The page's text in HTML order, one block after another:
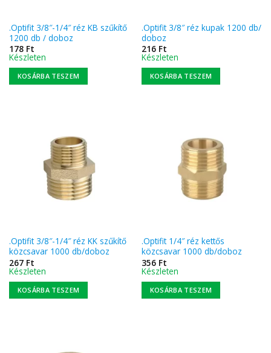
.Optifit 3/8″-1/4″ réz KB szűkítő
1200 db / doboz
178 Ft
Készleten
KOSÁRBA TESZEM
.Optifit 3/8″ réz kupak 1200 db/
doboz
216 Ft
Készleten
KOSÁRBA TESZEM
.Optifit 3/8″-1/4″ réz KK szűkítő
közcsavar 1000 db/doboz
267 Ft
Készleten
KOSÁRBA TESZEM
.Optifit 1/4″ réz kettős
közcsavar 1000 db/doboz
356 Ft
Készleten
KOSÁRBA TESZEM